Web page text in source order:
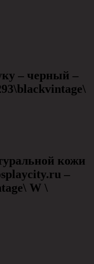
– черный –
кожи
–
W \